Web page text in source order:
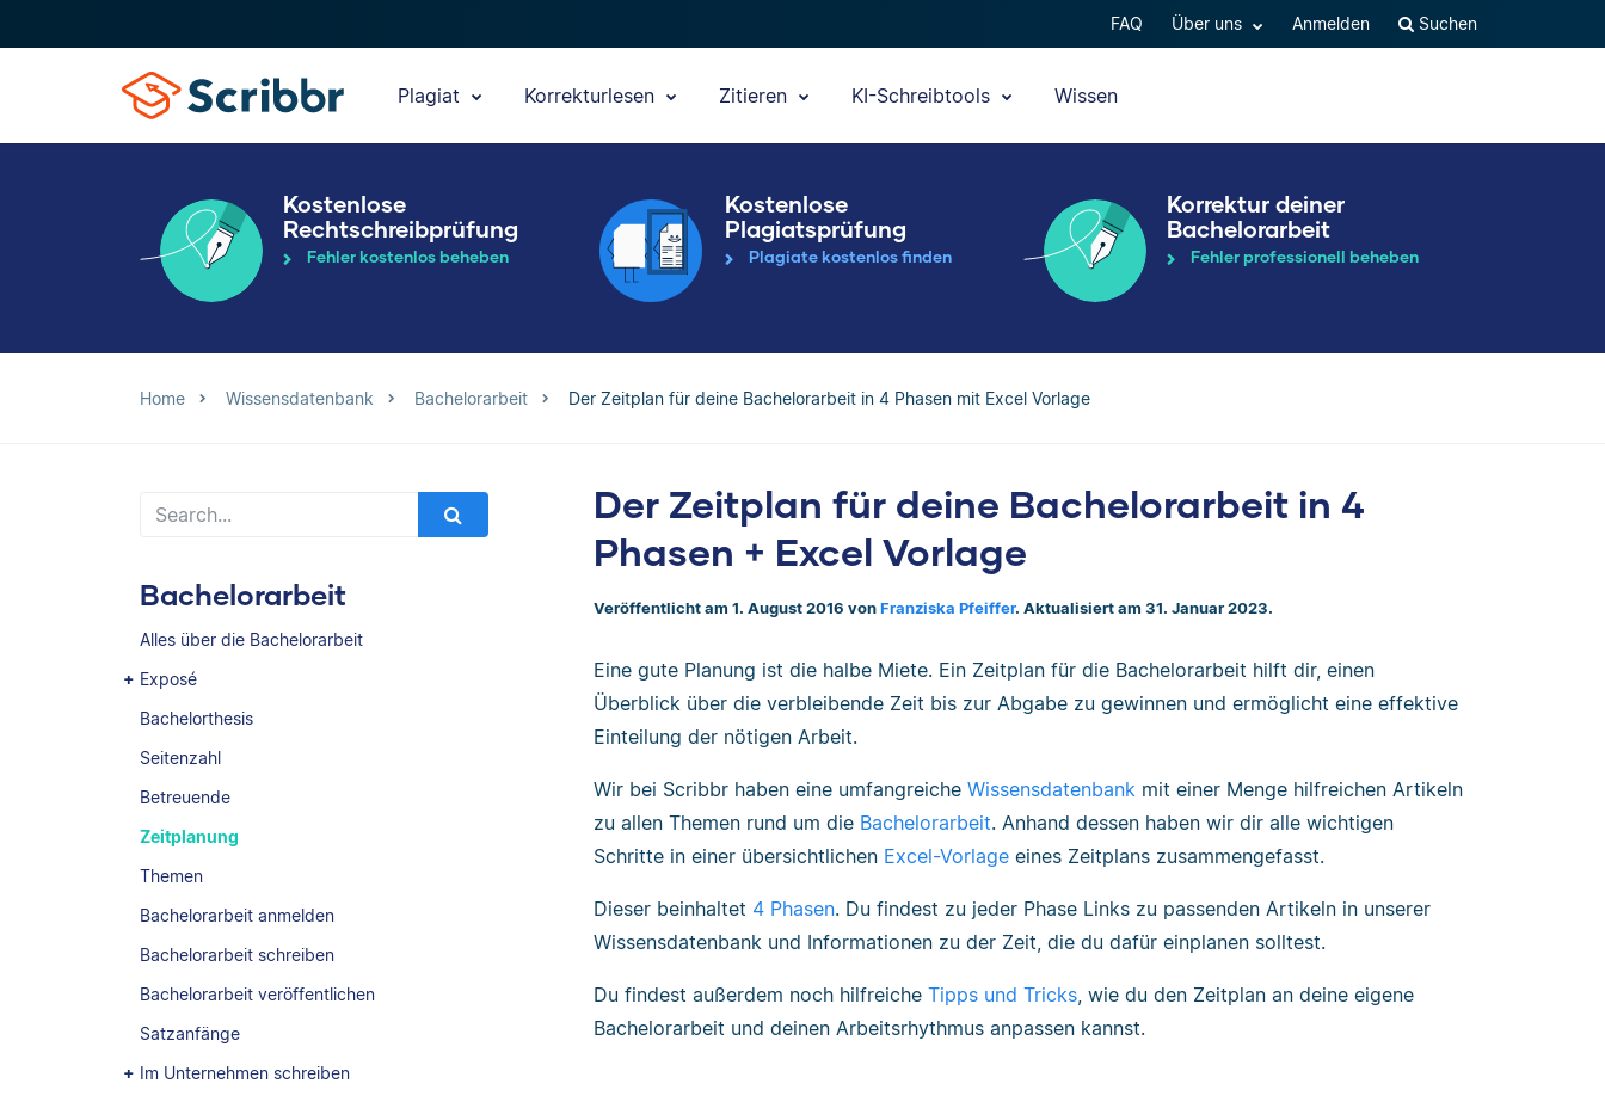
FAQ Über uns Anmelden Suchen
Plagiat Korrekturlesen Zitieren KI-Schreibtools Wissen
Kostenlose
Rechtschreibprüfung
Fehler kostenlos beheben
Kostenlose
Plagiatsprüfung
Plagiate kostenlos finden
Korrektur deiner
Bachelorarbeit
Fehler professionell beheben
Home Wissensdatenbank Bachelorarbeit Der Zeitplan für deine Bachelorarbeit in 4 Phasen mit Excel Vorlage
Bachelorarbeit
Alles über die Bachelorarbeit
Exposé
Bachelorthesis
Seitenzahl
Betreuende
Zeitplanung
Themen
Bachelorarbeit anmelden
Bachelorarbeit schreiben
Bachelorarbeit veröffentlichen
Satzanfänge
Im Unternehmen schreiben
Der Zeitplan für deine Bachelorarbeit in 4
Phasen + Excel Vorlage
Veröffentlicht am 1. August 2016 von Franziska Pfeiffer. Aktualisiert am 31. Januar 2023.
Eine gute Planung ist die halbe Miete. Ein Zeitplan für die Bachelorarbeit hilft dir, einen
Überblick über die verbleibende Zeit bis zur Abgabe zu gewinnen und ermöglicht eine effektive
Einteilung der nötigen Arbeit.
Wir bei Scribbr haben eine umfangreiche Wissensdatenbank mit einer Menge hilfreichen Artikeln
zu allen Themen rund um die Bachelorarbeit. Anhand dessen haben wir dir alle wichtigen
Schritte in einer übersichtlichen Excel-Vorlage eines Zeitplans zusammengefasst.
Dieser beinhaltet 4 Phasen. Du findest zu jeder Phase Links zu passenden Artikeln in unserer
Wissensdatenbank und Informationen zu der Zeit, die du dafür einplanen solltest.
Du findest außerdem noch hilfreiche Tipps und Tricks , wie du den Zeitplan an deine eigene
Bachelorarbeit und deinen Arbeitsrhythmus anpassen kannst.